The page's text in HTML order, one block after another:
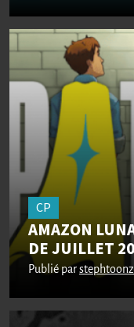
CP
AMAZON
DE JUILLET
Publié parstephtoonz